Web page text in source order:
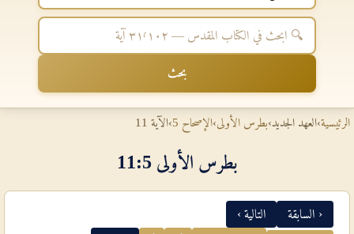
بحث
الرئيسية›العهد الجديد›بطرس الأولى›الإصحاح 5 ›الآية 11
بطرس الأولى 5‏:‏11
‹ السابقة التالية ›